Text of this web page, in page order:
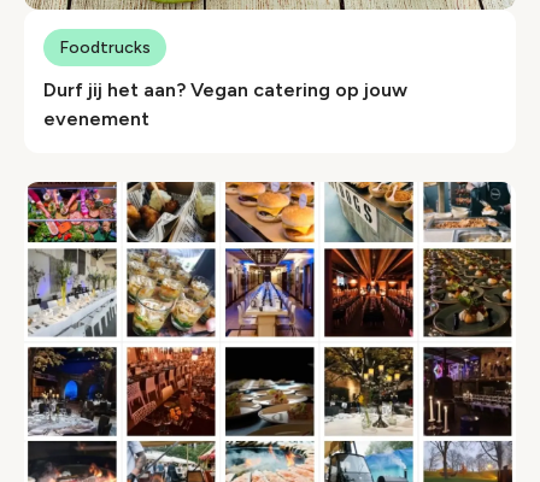
Durf jij het aan? Vegan catering op jouw
evenement
Foodtrucks